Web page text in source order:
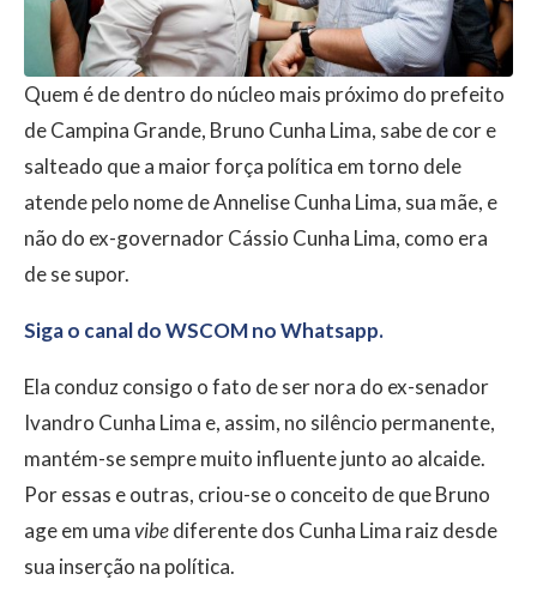
Quem é de dentro do núcleo mais próximo do prefeito
de Campina Grande, Bruno Cunha Lima, sabe de cor e
salteado que a maior força política em torno dele
atende pelo nome de Annelise Cunha Lima, sua mãe, e
não do ex-governador Cássio Cunha Lima, como era
de se supor.
Siga o canal do WSCOM no Whatsapp.
Ela conduz consigo o fato de ser nora do ex-senador
Ivandro Cunha Lima e, assim, no silêncio permanente,
mantém-se sempre muito influente junto ao alcaide.
Por essas e outras, criou-se o conceito de que Bruno
age em umavibediferente dos Cunha Lima raiz desde
sua inserção na política.